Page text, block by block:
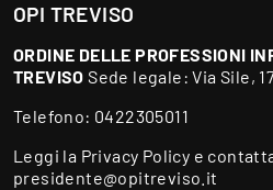
OPI TREVISO
ORDINE DELLE PROFESSIONI
TREVISO Sede legale: Via Sile,
Telefono: 0422305011
Leggi la Privacy Policy e
presidente@opitreviso.it